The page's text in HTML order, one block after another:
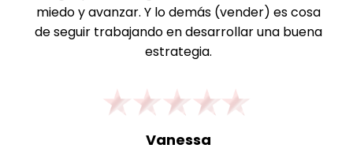
miedo y avanzar. Y lo demás (vender) es cosa
de seguir trabajando en desarrollar una buena
estrategia.
Vanessa